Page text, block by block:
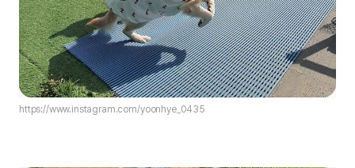
https://www.instagram.com/yoonhye_0435